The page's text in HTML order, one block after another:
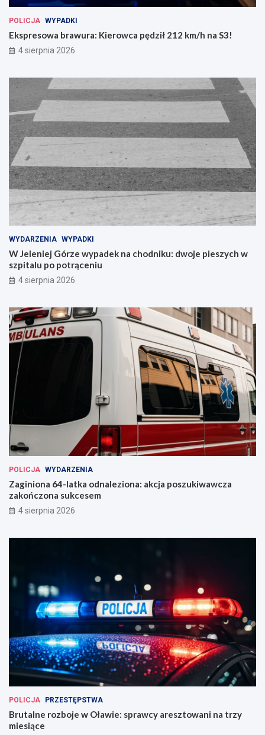
POLICJA WYPADKI
Ekspresowa brawura: Kierowca pędził 212 km/h na S3!
4 sierpnia 2026
WYDARZENIA WYPADKI
W Jeleniej Górze wypadek na chodniku: dwoje pieszych w
szpitalu po potrąceniu
4 sierpnia 2026
POLICJA WYDARZENIA
Zaginiona 64-latka odnaleziona: akcja poszukiwawcza
zakończona sukcesem
4 sierpnia 2026
POLICJA PRZESTĘPSTWA
Brutalne rozboje w Oławie: sprawcy aresztowani na trzy
miesiące